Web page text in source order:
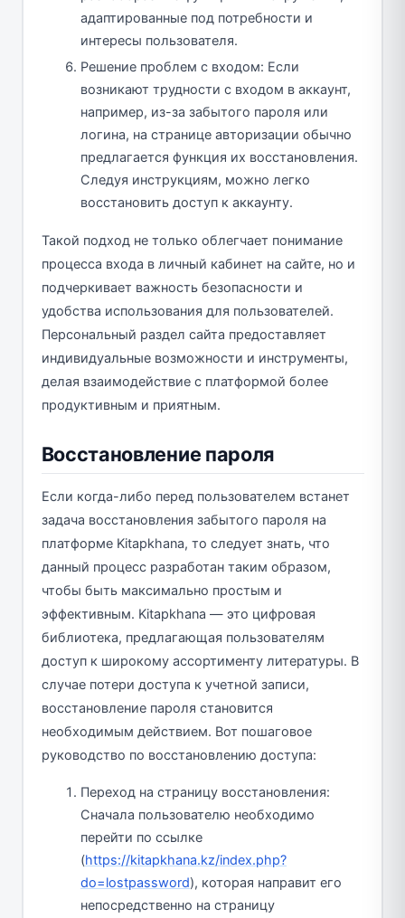
адаптированные под потребности и
интересы пользователя.
Решение проблем с входом: Если
возникают трудности с входом в аккаунт,
например, из-за забытого пароля или
логина, на странице авторизации обычно
предлагается функция их восстановления.
Следуя инструкциям, можно легко
восстановить доступ к аккаунту.
Такой подход не только облегчает понимание
процесса входа в личный кабинет на сайте, но и
подчеркивает важность безопасности и
удобства использования для пользователей.
Персональный раздел сайта предоставляет
индивидуальные возможности и инструменты,
делая взаимодействие с платформой более
продуктивным и приятным.
Восстановление пароля
Если когда-либо перед пользователем встанет
задача восстановления забытого пароля на
платформе Kitapkhana, то следует знать, что
данный процесс разработан таким образом,
чтобы быть максимально простым и
эффективным. Kitapkhana — это цифровая
библиотека, предлагающая пользователям
доступ к широкому ассортименту литературы. В
случае потери доступа к учетной записи,
восстановление пароля становится
необходимым действием. Вот пошаговое
руководство по восстановлению доступа:
Переход на страницу восстановления:
Сначала пользователю необходимо
перейти по ссылке
(https://kitapkhana.kz/index.php?
do=lostpassword), которая направит его
непосредственно на страницу